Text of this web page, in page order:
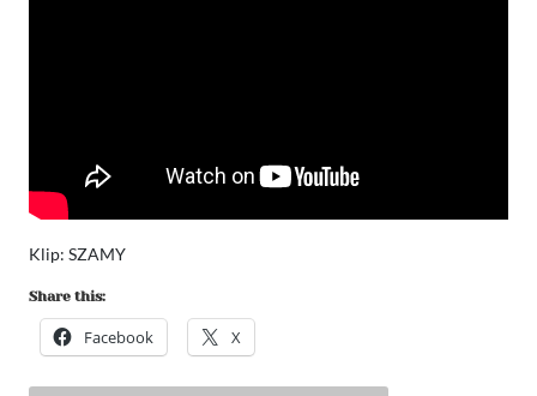
Klip: SZAMY
Share this:
Facebook X